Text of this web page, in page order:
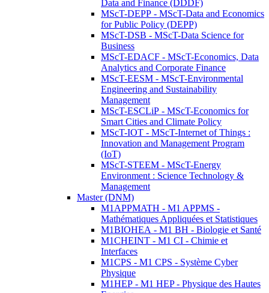
Data and Finance (DDDF)
MScT-DEPP - MScT-Data and Economics
for Public Policy (DEPP)
MScT-DSB - MScT-Data Science for
Business
MScT-EDACF - MScT-Economics, Data
Analytics and Corporate Finance
MScT-EESM - MScT-Environmental
Engineering and Sustainability
Management
MScT-ESCLiP - MScT-Economics for
Smart Cities and Climate Policy
MScT-IOT - MScT-Internet of Things :
Innovation and Management Program
(IoT)
MScT-STEEM - MScT-Energy
Environment : Science Technology &
Management
Master (DNM)
M1APPMATH - M1 APPMS -
Mathématiques Appliquées et Statistiques
M1BIOHEA - M1 BH - Biologie et Santé
M1CHEINT - M1 CI - Chimie et
Interfaces
M1CPS - M1 CPS - Système Cyber
Physique
M1HEP - M1 HEP - Physique des Hautes